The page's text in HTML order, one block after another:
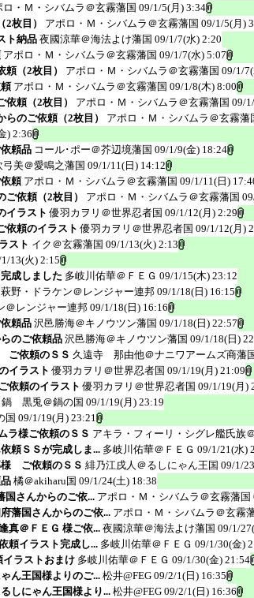
ロ・Ｍ・シバムラ＠玄霧藩国 09/1/5(月) 3:34
枚目）
アポロ・Ｍ・シバムラ＠玄霧藩国 09/1/5(月)
ト納品夜國涼華＠海法よけ藩国 09/1/7(水) 2:20
アポロ・Ｍ・シバムラ＠玄霧藩国 09/1/7(水) 5:07
（2枚目）
アポロ・Ｍ・シバムラ＠玄霧藩国 09/1/
アポロ・Ｍ・シバムラ＠玄霧藩国 09/1/8(木) 8:00
頼（2枚目）
アポロ・Ｍ・シバムラ＠玄霧藩国 09/
らのご依頼（2枚目）
アポロ・Ｍ・シバムラ＠玄霧藩
) 2:36
頼品 コール･ポー＠芥辺境藩国 09/1/9(金) 18:24
弓美＠愛鳴之藩国 09/1/11(日) 14:12
頼 アポロ・Ｍ・シバムラ＠玄霧藩国 09/1/11(日)
依頼（2枚目）
アポロ・Ｍ・シバムラ＠玄霧藩国
イラスト 優羽カヲリ＠世界忍者国 09/1/12(月) 2:29
依頼のイラスト 優羽カヲリ＠世界忍者国 09/1/12(月)
スト イク＠玄霧藩国 09/1/13(火) 2:13
13(火) 2:15
成しました 多岐川佑華＠ＦＥＧ 09/1/15(木) 23:12
野・ドラケン＠レンジャー連邦 09/1/18(日) 16:15
＠レンジャー連邦 09/1/18(日) 16:16
頼品 沢邑勝海＠キノウツン藩国 09/1/18(日) 22:57
のご依頼品 沢邑勝海＠キノウツン藩国 09/1/18(日)
ご依頼のＳＳ 久遠寺 那由他＠ナニワアームズ商藩
イラスト 優羽カヲリ＠世界忍者国 09/1/19(月) 21:09
依頼のイラスト 優羽カヲリ＠世界忍者国 09/1/19(月)
鍋 黒兎＠鍋の国 09/1/19(月) 23:19
国 09/1/19(月) 23:21
ラ様ご依頼のＳＳ アキラ・フィーリ・シグレ艦氏族
頼ＳＳが完成しま... 多岐川佑華＠ＦＥＧ 09/1/21(水)
様 ご依頼のＳＳ 緋乃江戌人＠るしにゃん王国 09/1/
橘＠akiharu国 09/1/24(土) 18:38
さんからのご依... アポロ・Ｍ・シバムラ＠玄霧藩国
藩国さんからのご依... アポロ・Ｍ・シバムラ＠玄霧
真＠ＦＥＧ 様ご依... 夜國涼華＠海法よけ藩国 09/1/
頼イラスト完成し... 多岐川佑華＠ＦＥＧ 09/1/30(金)
ラストおまけ 多岐川佑華＠ＦＥＧ 09/1/30(金) 21:54
ん王国様よりのご... 松井@FEG 09/2/1(日) 16:35
しにゃん王国様より... 松井@FEG 09/2/1(日) 16:36